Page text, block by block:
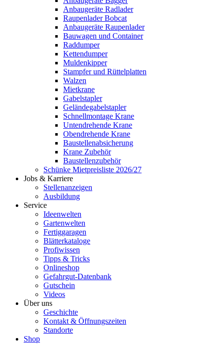
Anbaugeräte Radlader
Raupenlader Bobcat
Anbaugeräte Raupenlader
Bauwagen und Container
Raddumper
Kettendumper
Muldenkipper
Stampfer und Rüttelplatten
Walzen
Mietkrane
Gabelstapler
Geländegabelstapler
Schnellmontage Krane
Untendrehende Krane
Obendrehende Krane
Baustellenabsicherung
Krane Zubehör
Baustellenzubehör
Schünke Mietpreisliste 2026/27
Jobs & Karriere
Stellenanzeigen
Ausbildung
Service
Ideenwelten
Gartenwelten
Fertiggaragen
Blätterkataloge
Profiwissen
Tipps & Tricks
Onlineshop
Gefahrgut-Datenbank
Gutschein
Videos
Über uns
Geschichte
Kontakt & Öffnungszeiten
Standorte
Shop